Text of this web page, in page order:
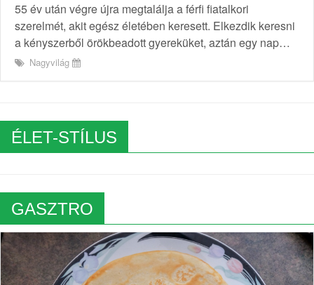
55 év után végre újra megtalálja a férfi fiatalkori
szerelmét, akit egész életében keresett. Elkezdik keresni
a kényszerből örökbeadott gyereküket, aztán egy nap…
Nagyvilág
ÉLET-STÍLUS
GASZTRO